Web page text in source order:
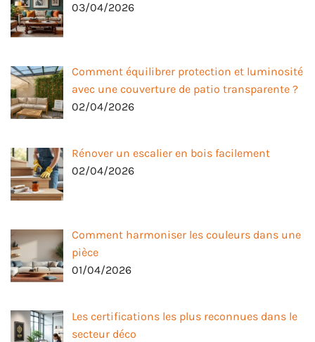
03/04/2026
Comment équilibrer protection et luminosité
avec une couverture de patio transparente ?
02/04/2026
Rénover un escalier en bois facilement
02/04/2026
Comment harmoniser les couleurs dans une
pièce
01/04/2026
Les certifications les plus reconnues dans le
secteur déco